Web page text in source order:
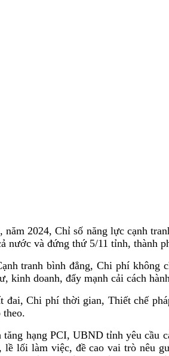
2024, Chỉ số năng lực cạnh
và đứng thứ 5/11 tỉnh, thành
tranh bình đẳng, Chi phí
doanh, đẩy mạnh cải cách
Chi phí thời gian, Thiết chế
hạng PCI, UBND tỉnh yêu cầu
lối làm việc, đề cao vai trò nêu